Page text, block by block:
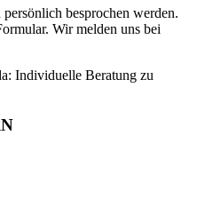
besprochen werden.
Wir melden uns bei